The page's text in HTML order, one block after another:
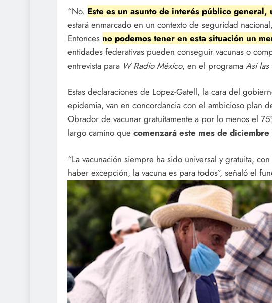
“No. Este es un asunto de interés público general,
estará enmarcado en un contexto de seguridad
Entonces no podemos tener en esta situación un
entidades federativas pueden conseguir vacunas o
entrevista para W Radio México, en el programa Así las
Estas declaraciones de Lopez-Gatell, la cara del
epidemia, van en concordancia con el ambicioso plan
Obrador de vacunar gratuitamente a por lo menos el
largo camino que comenzará este mes de
“La vacunación siempre ha sido universal y gratuita,
haber excepción, la vacuna es para todos”, señaló el